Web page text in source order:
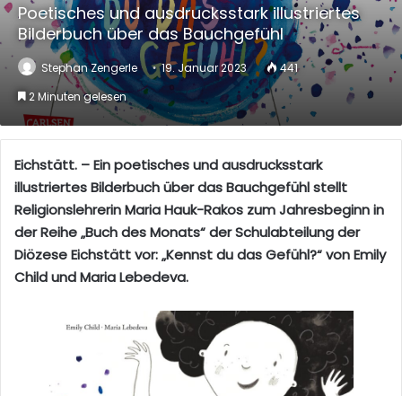
Poetisches und ausdrucksstark illustriertes
Bilderbuch über das Bauchgefühl
Stephan Zengerle 19. Januar 2023
441
2 Minuten gelesen
Eichstätt. – Ein poetisches und ausdrucksstark
illustriertes Bilderbuch über das Bauchgefühl stellt
Religionslehrerin Maria Hauk-Rakos zum Jahresbeginn in
der Reihe „Buch des Monats“ der Schulabteilung der
Diözese Eichstätt vor: „Kennst du das Gefühl?“ von Emily
Child und Maria Lebedeva.